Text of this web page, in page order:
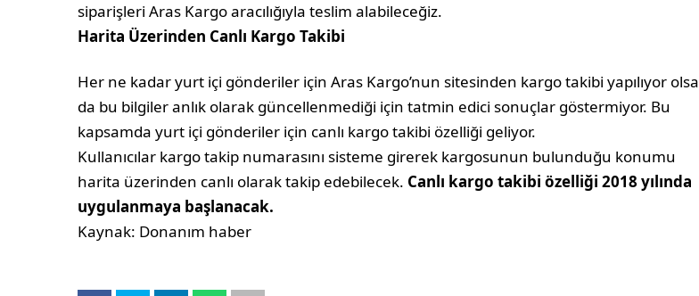
siparişleri Aras Kargo aracılığıyla teslim alabileceğiz.
Harita Üzerinden Canlı Kargo Takibi
Her ne kadar yurt içi gönderiler için Aras Kargo’nun sitesinden kargo takibi yapılıyor olsa
da bu bilgiler anlık olarak güncellenmediği için tatmin edici sonuçlar göstermiyor. Bu
kapsamda yurt içi gönderiler için canlı kargo takibi özelliği geliyor.
Kullanıcılar kargo takip numarasını sisteme girerek kargosunun bulunduğu konumu
harita üzerinden canlı olarak takip edebilecek. Canlı kargo takibi özelliği 2018 yılında
uygulanmaya başlanacak.
Kaynak: Donanım haber